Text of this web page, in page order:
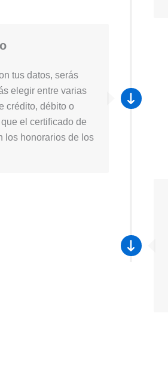
tus datos, serás
elegir entre varias
crédito, débito o
el certificado de
los honorarios de los